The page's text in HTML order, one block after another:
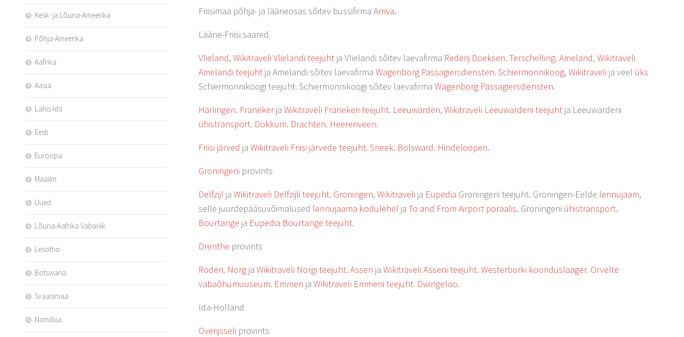
Friisimaa põhja- ja lääneosas sõitev bussifirma Arriva.
Lääne-Friisi saared
Vlieland, Wikitraveli Vlielandi teejuht ja Vlielandi sõitev laevafirma Rederij Doeksen. Terschelling. Ameland, Wikitraveli
Amelandi teejuht ja Amelandi sõitev laevafirma Wagenborg Passagiersdiensten. Schiermonnikoog, Wikitraveli ja veel üks
Schiermonnikoogi teejuht. Schiermonnikoogi sõitev laevafirma Wagenborg Passagiersdiensten.
Harlingen. Franekerja Wikitraveli Franekeri teejuht. Leeuwarden, Wikitraveli Leeuwardeni teejuht ja Leeuwardeni
ühistransport. Dokkum. Drachten. Heerenveen.
Friisi järved ja Wikitraveli Friisi järvede teejuht. Sneek. Bolsward. Hindeloopen.
Groningeni provints
Delfzijl ja Wikitraveli Delfzijli teejuht. Groningen, Wikitraveli ja Eupedia Groningeni teejuht. Groningen-Eelde lennujaam,
selle juurdepääsuvõimalused lennujaama kodulehel ja To and From Airport poraalis. Groningeni ühistransport.
Bourtange ja Eupedia Bourtange teejuht.
Drenthe provints
Roden. Norg ja Wikitraveli Norgi teejuht. Assen ja Wikitraveli Asseni teejuht. Westerborki koonduslaager. Orvelte
vabaõhumuuseum. Emmen ja Wikitraveli Emmeni teejuht. Dwingeloo.
Ida-Holland
Overijsseli provints
Kesk- ja Lõuna-Ameerika
Põhja-Ameerika
Aafrika
Aasia
Lähis-Ida
Eesti
Euroopa
Maailm
Uued
Lõuna-Aafrika Vabariik
Lesotho
Botswana
Svaasimaa
Namiibia